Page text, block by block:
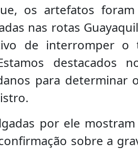
os artefatos
nas rotas
de interromper o
destacados
para determinar
por ele
sobre a